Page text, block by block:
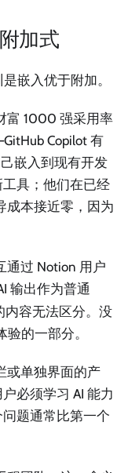
加式
嵌入优于附加。
富 1000 强采用率
Copilot 有
嵌入到现有开发
具；他们在已经
成本接近零，因为
通过 Notion 用户
输出作为普通
内容无法区分。没
的一部分。
或单独界面的产
必须学习 AI 能力
题通常比第一个